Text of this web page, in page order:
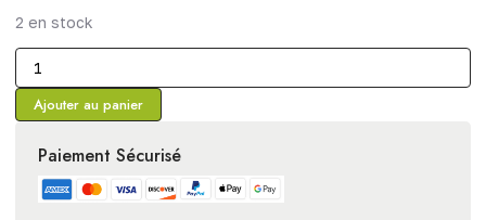
2 en stock
Ajouter au panier
Paiement Sécurisé